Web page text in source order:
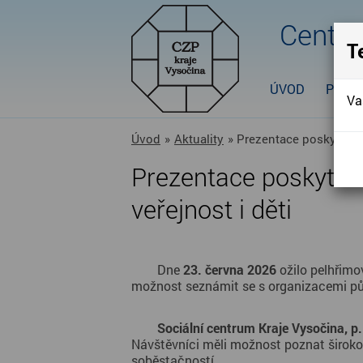
ÚVOD
Úvod » Aktuality » Prezentace
Prezentace
veřejnost i děti
	Dne
23. června 2026 ožilo
Sociální centrum Kraje Vysočina,
Návštěvníci měli možnost poznat